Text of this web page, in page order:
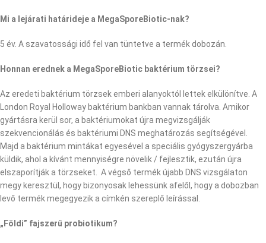
Mi a lejárati határideje a MegaSporeBiotic-nak?
5 év. A szavatossági idő fel van tüntetve a termék dobozán.
Honnan erednek a MegaSporeBiotic baktérium törzsei?
Az eredeti baktérium törzsek emberi alanyoktól lettek elkülönítve. A
London Royal Holloway baktérium bankban vannak tárolva. Amikor
gyártásra kerül sor, a baktériumokat újra megvizsgálják
szekvencionálás és baktériumi DNS meghatározás segítségével.
Majd a baktérium mintákat egyesével a speciális gyógyszergyárba
küldik, ahol a kívánt mennyiségre növelik / fejlesztik, ezután újra
elszaporítják a törzseket. A végső termék újabb DNS vizsgálaton
megy keresztül, hogy bizonyosak lehessünk afelől, hogy a dobozban
levő termék megegyezik a címkén szereplő leírással.
„Földi” fajszerű probiotikum?